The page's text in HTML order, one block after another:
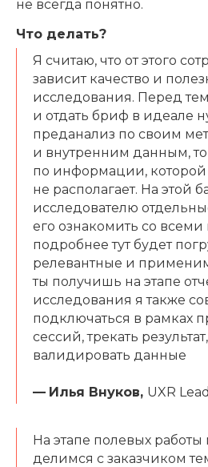
не всегда понятно.
Что делать?
Я считаю, что от этого
зависит качество и
исследования. Перед тем
и отдать бриф в идеале
преданализ по своим
и внутренним данным, то
по информации,
не располагает. На этой
исследователю
его ознакомить со
подробнее тут будет
релевантные и
ты получишь на этапе
исследования я также
подключаться в рамках
сессий, трекать
валидировать данные
— Илья Внуков, UXR
На этапе полевых
делимся с заказчиком
Москва, Бутырская 77, 8 этаж
ИНН 7721314310
Работать у нас
Политика использования cookies
Политика конфиденциальности